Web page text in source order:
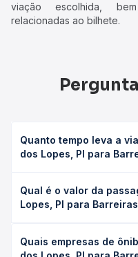
viação escolhida,
relacionadas ao bilhete.
Quanto tempo leva a
dos Lopes, PI para
BA - TODOS leva em
conforme a viação, o
duração exata de cada
Qual é o valor da
Lopes, PI para
para Barreiras, BA -
Quais empresas de